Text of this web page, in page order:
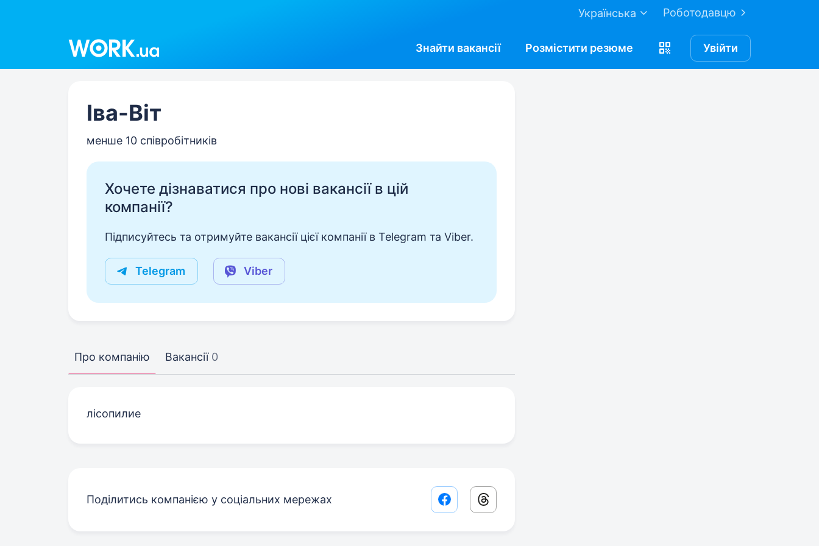
Роботодавцю
Українська
Знайти вакансії Розмістити резюме Увійти
Іва-Віт
менше 10 співробітників
Хочете дізнаватися про нові вакансії в цій
компанії?
Підписуйтесь та отримуйте вакансії цієї компанії в Telegram та Viber.
Telegram Viber
Про компанію Вакансії 0
лісопилие
Поділитись компанією у соціальних мережах Facebook share link
Threads share link